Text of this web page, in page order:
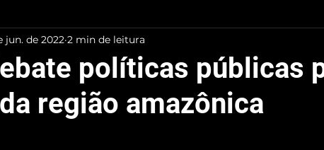
políticas públicas
região amazônica
jun. de 2022 2 min de leitura